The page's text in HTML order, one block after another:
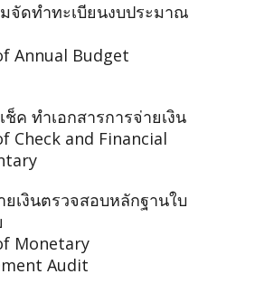
จัดทำทะเบียนงบประมาณ
Annual Budget
ช็ค ทำเอกสารการจ่ายเงิน
Check and Financial
ยเงินตรวจสอบหลักฐานใบ
Monetary
Audit